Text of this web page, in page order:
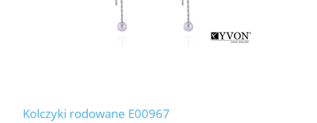
Kolczyki rodowane E00967